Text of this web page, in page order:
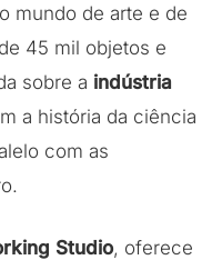
mundo de arte e de
45 mil objetos e
sobre a indústria
a história da ciência
com as
Studio, oferece